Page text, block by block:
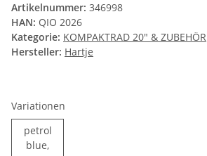
Artikelnummer: 346998
HAN: QIO 2026
Kategorie: KOMPAKTRAD 20" & ZUBEHÖR
Hersteller: Hartje
Variationen
petrol
blue,